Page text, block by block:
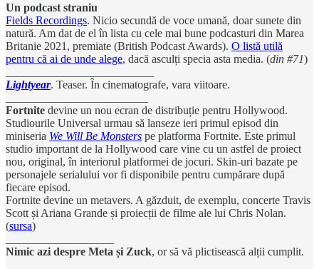
Un podcast straniu
Fields Recordings. Nicio secundă de voce umană, doar sunete din
natură. Am dat de el în lista cu cele mai bune podcasturi din Marea
Britanie 2021, premiate (British Podcast Awards). O listă utilă
pentru că ai de unde alege, dacă asculți specia asta media. (din #71)
Lightyear. Teaser. În cinematografe, vara viitoare.
Fortnite devine un nou ecran de distribuție pentru Hollywood.
Studiourile Universal urmau să lanseze ieri primul episod din
miniseria We Will Be Monsters pe platforma Fortnite. Este primul
studio important de la Hollywood care vine cu un astfel de proiect
nou, original, în interiorul platformei de jocuri. Skin-uri bazate pe
personajele serialului vor fi disponibile pentru cumpărare după
fiecare episod.
Fortnite devine un metavers. A găzduit, de exemplu, concerte Travis
Scott și Ariana Grande și proiecții de filme ale lui Chris Nolan.
(sursa)
Nimic azi despre Meta și Zuck, or să vă plictisească alții cumplit.